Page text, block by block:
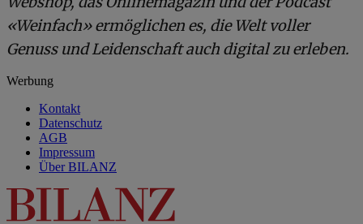
«Weinfach» ermöglichen es, die Welt voller
Genuss und Leidenschaft auch digital zu erleben.
Werbung
Kontakt
Datenschutz
AGB
Impressum
Über BILANZ